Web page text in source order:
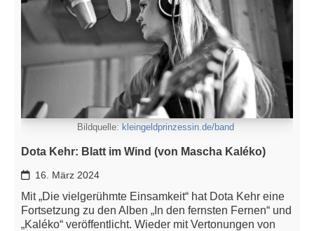
Bildquelle: kleingeldprinzessin.de/band
Dota Kehr: Blatt im Wind (von Mascha Kaléko)
16. März 2024
Mit „Die vielgerühmte Einsamkeit“ hat Dota Kehr eine
Fortsetzung zu den Alben „In den fernsten Fernen“ und
„Kaléko“ veröffentlicht. Wieder mit Vertonungen von